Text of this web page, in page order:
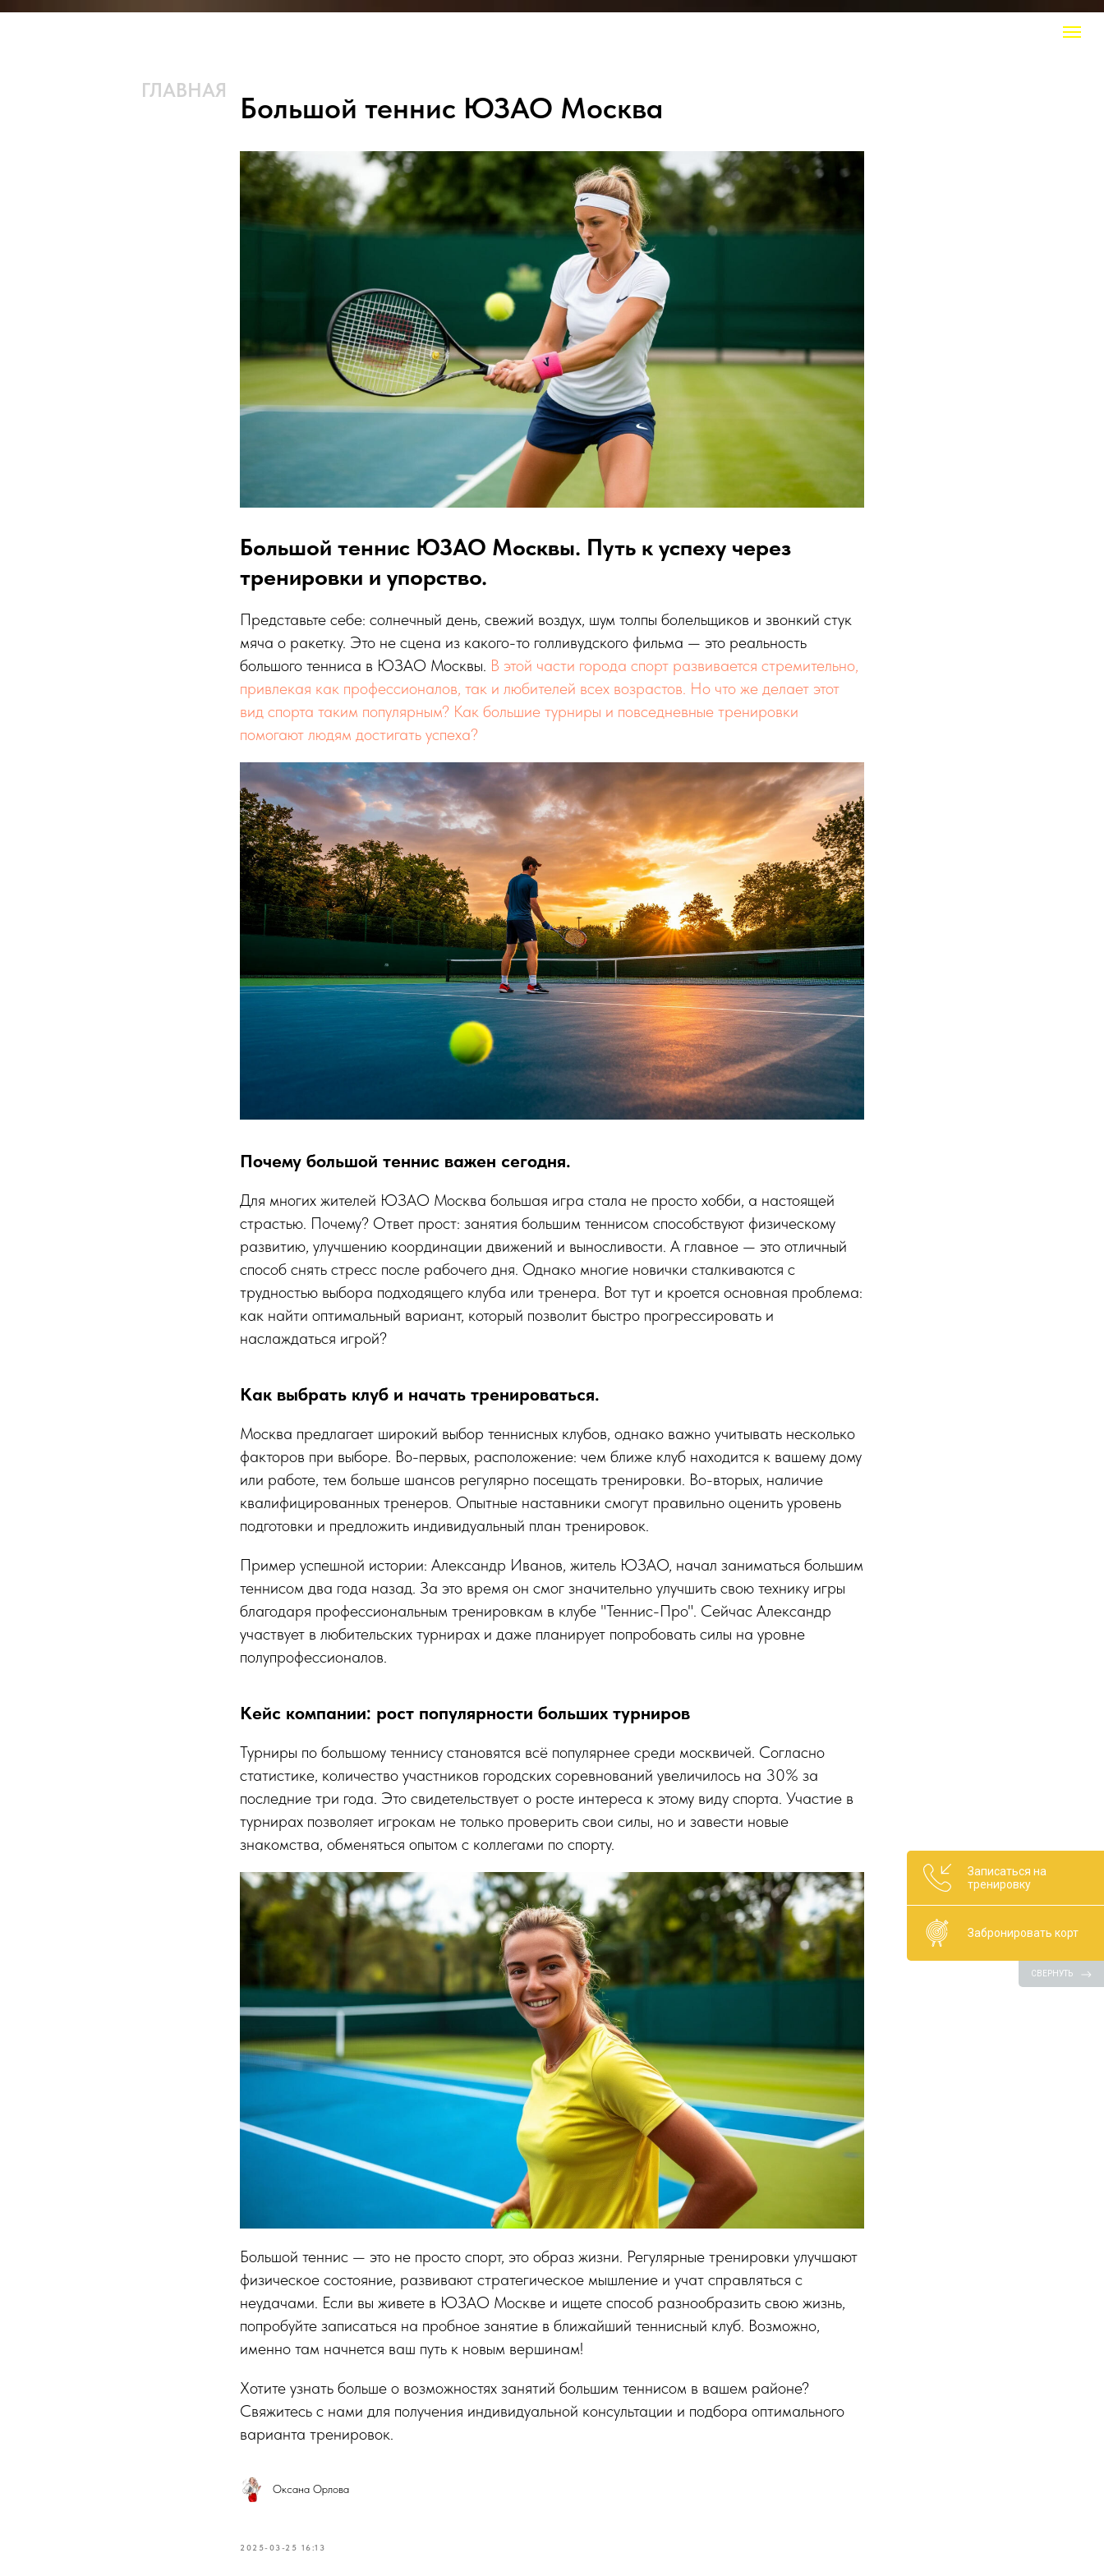
ГЛАВНАЯ
Большой теннис ЮЗАО Москва
Большой теннис ЮЗАО Москвы. Путь к успеху через
тренировки и упорство.
Представьте себе: солнечный день, свежий воздух, шум толпы болельщиков и звонкий стук
мяча о ракетку. Это не сцена из какого-то голливудского фильма — это реальность
большого тенниса в ЮЗАО Москвы. В этой части города спорт развивается стремительно,
привлекая как профессионалов, так и любителей всех возрастов. Но что же делает этот
вид спорта таким популярным? Как большие турниры и повседневные тренировки
помогают людям достигать успеха?
Почему большой теннис важен сегодня.
Для многих жителей ЮЗАО Москва большая игра стала не просто хобби, а настоящей
страстью. Почему? Ответ прост: занятия большим теннисом способствуют физическому
развитию, улучшению координации движений и выносливости. А главное — это отличный
способ снять стресс после рабочего дня. Однако многие новички сталкиваются с
трудностью выбора подходящего клуба или тренера. Вот тут и кроется основная проблема:
как найти оптимальный вариант, который позволит быстро прогрессировать и
наслаждаться игрой?
Как выбрать клуб и начать тренироваться.
Москва предлагает широкий выбор теннисных клубов, однако важно учитывать несколько
факторов при выборе. Во-первых, расположение: чем ближе клуб находится к вашему дому
или работе, тем больше шансов регулярно посещать тренировки. Во-вторых, наличие
квалифицированных тренеров. Опытные наставники смогут правильно оценить уровень
подготовки и предложить индивидуальный план тренировок.
Пример успешной истории: Александр Иванов, житель ЮЗАО, начал заниматься большим
теннисом два года назад. За это время он смог значительно улучшить свою технику игры
благодаря профессиональным тренировкам в клубе "Теннис-Про". Сейчас Александр
участвует в любительских турнирах и даже планирует попробовать силы на уровне
полупрофессионалов.
Кейс компании: рост популярности больших турниров
Турниры по большому теннису становятся всё популярнее среди москвичей. Согласно
статистике, количество участников городских соревнований увеличилось на 30% за
последние три года. Это свидетельствует о росте интереса к этому виду спорта. Участие в
турнирах позволяет игрокам не только проверить свои силы, но и завести новые
знакомства, обменяться опытом с коллегами по спорту.
Большой теннис — это не просто спорт, это образ жизни. Регулярные тренировки улучшают
физическое состояние, развивают стратегическое мышление и учат справляться с
неудачами. Если вы живете в ЮЗАО Москве и ищете способ разнообразить свою жизнь,
попробуйте записаться на пробное занятие в ближайший теннисный клуб. Возможно,
именно там начнется ваш путь к новым вершинам!
Хотите узнать больше о возможностях занятий большим теннисом в вашем районе?
Свяжитесь с нами для получения индивидуальной консультации и подбора оптимального
варианта тренировок.
Оксана Орлова
2025-03-25 16:13
Записаться на
тренировку
Забронировать корт
СВЕРНУТЬ